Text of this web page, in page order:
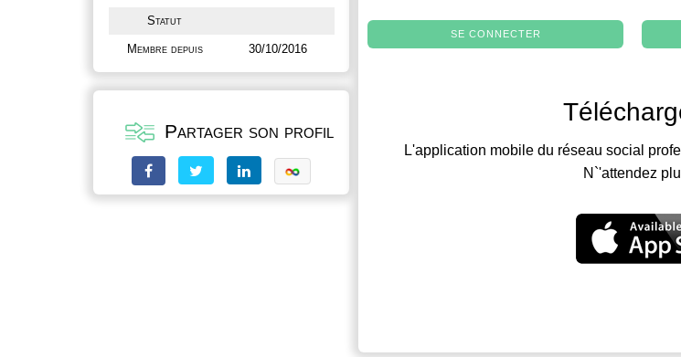
Statut
Membre depuis 30/10/2016
Partager son profil
SE CONNECTER
L'application mobile du réseau social
N`'attendez